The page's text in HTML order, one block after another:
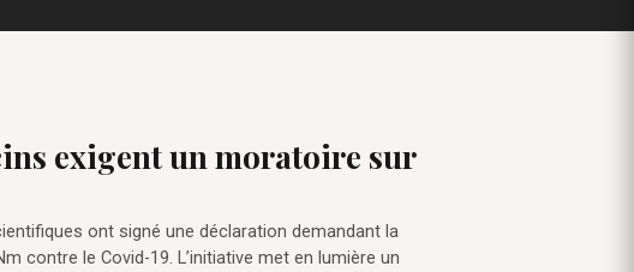
exigent un moratoire sur
ont signé une déclaration demandant la
contre le Covid-19. L’initiative met en lumière un